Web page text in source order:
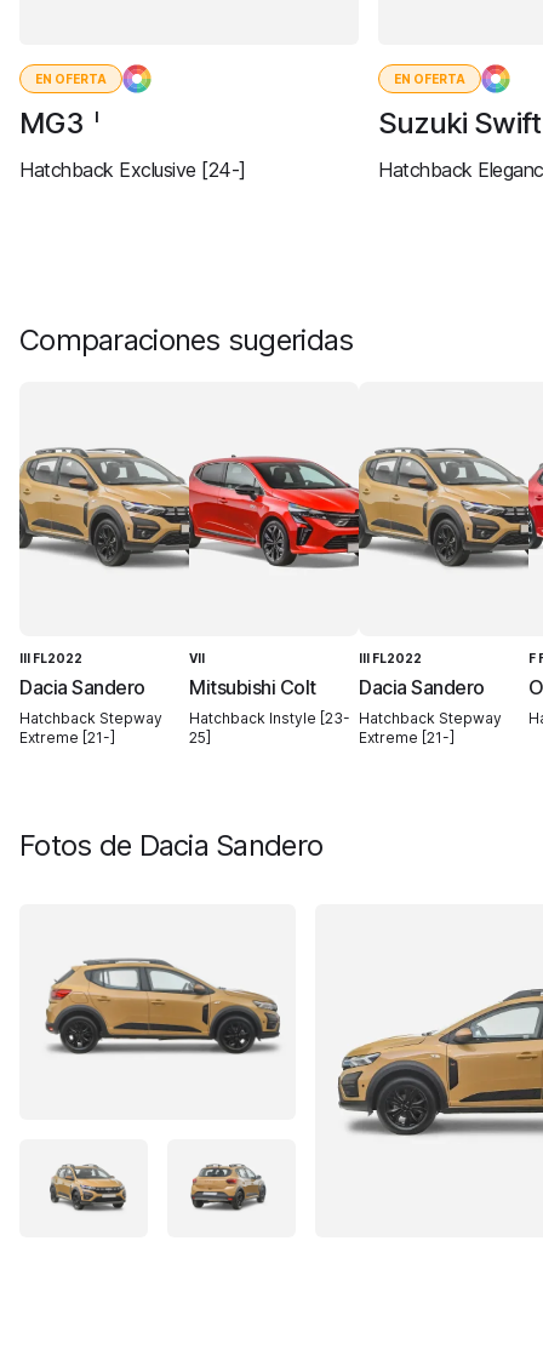
EN OFERTA
MG3 I
Hatchback Exclusive [24-]
EN OFERTA
Suzuki
Hatchback
Comparaciones sugeridas
III FL2022
Dacia Sandero
Hatchback Stepway
Extreme [21-]
VII
Mitsubishi Colt
Hatchback Instyle [23-
25]
III FL2022
Dacia Sandero
Hatchback Stepway
Extreme [21-]
F
Fotos de Dacia Sandero